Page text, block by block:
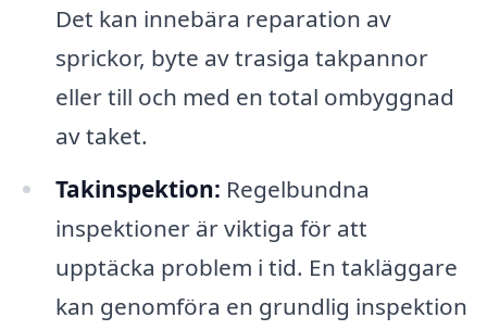
Det kan innebära reparation av
sprickor, byte av trasiga takpannor
eller till och med en total ombyggnad
av taket.
Takinspektion: Regelbundna
inspektioner är viktiga för att
upptäcka problem i tid. En takläggare
kan genomföra en grundlig inspektion